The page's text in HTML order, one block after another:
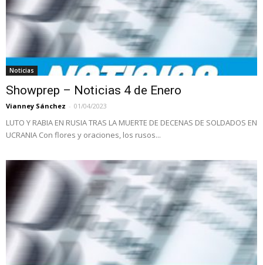
Noticias
Showprep – Noticias 4 de Enero
Vianney Sánchez - 01/04/2023
LUTO Y RABIA EN RUSIA TRAS LA MUERTE DE DECENAS DE SOLDADOS EN
UCRANIA Con flores y oraciones, los rusos...